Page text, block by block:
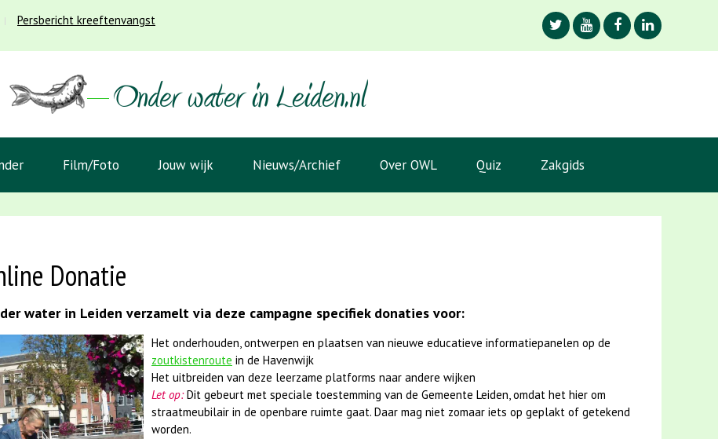
Persbericht kreeftenvangst
Film/Foto Jouw wijk Nieuws/Archief Over OWL Quiz Zakgids
Donatie
water in Leiden verzamelt via deze campagne specifiek donaties voor:
Het onderhouden, ontwerpen en plaatsen van nieuwe educatieve informatiepanelen op de
zoutkistenroute in de Havenwijk
Het uitbreiden van deze leerzame platforms naar andere wijken
Let op:Dit gebeurt met speciale toestemming van de Gemeente Leiden, omdat het hier om
straatmeubilair in de openbare ruimte gaat. Daar mag niet zomaar iets op geplakt of getekend
worden.